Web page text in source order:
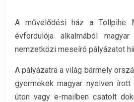
A művelődési ház a Tollpihe
évfordulója alkalmából
nemzetközi meseíró pályázatot
A pályázatra a világ bármely
gyermekek magyar nyelven
úton vagy e-mailben csatolt